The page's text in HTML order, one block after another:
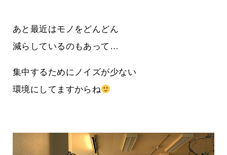
あと最近はモノをどんどん
減らしているのもあって…
集中するためにノイズが少ない
環境にしてますからね